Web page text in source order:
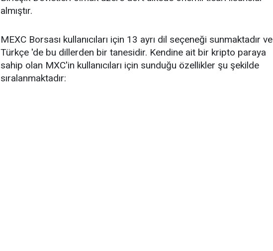
almıştır.
MEXC Borsası kullanıcıları için 13 ayrı dil seçeneği sunmaktadır ve
Türkçe 'de bu dillerden bir tanesidir. Kendine ait bir kripto paraya
sahip olan MXC'in kullanıcıları için sunduğu özellikler şu şekilde
sıralanmaktadır: